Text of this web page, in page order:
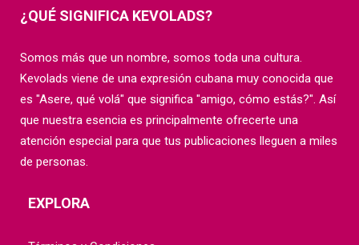
¿QUÉ SIGNIFICA KEVOLADS?
Somos más que un nombre, somos toda una cultura.
Kevolads viene de una expresión cubana muy conocida que
es "Asere, qué volá" que significa "amigo, cómo estás?". Así
que nuestra esencia es principalmente ofrecerte una
atención especial para que tus publicaciones lleguen a miles
de personas.
EXPLORA